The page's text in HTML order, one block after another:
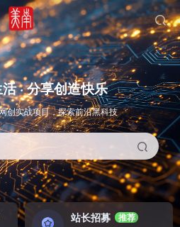
SOFT教程
· 分享创造快乐
创实战项目，探索前沿黑科技
站长招募
推荐